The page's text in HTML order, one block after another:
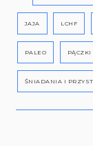
JAJA LCHF
PALEO PĄCZKI
ŚNIADANIA I